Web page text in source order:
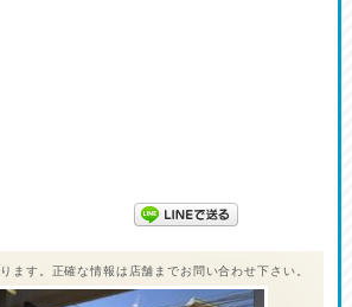
ます。正確な情報は店舗までお問い合わせ下さい。